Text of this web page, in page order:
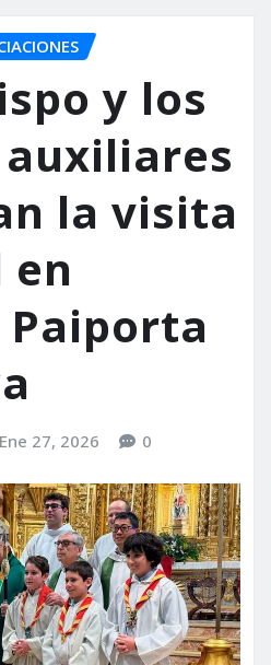
y los
la visita
Ene 27, 2026 0